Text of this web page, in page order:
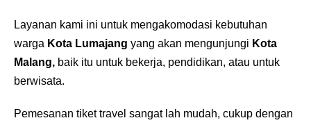
Layanan kami ini untuk mengakomodasi kebutuhan
warga Kota Lumajang yang akan mengunjungi Kota
Malang, baik itu untuk bekerja, pendidikan, atau untuk
berwisata.
Pemesanan tiket travel sangat lah mudah, cukup dengan